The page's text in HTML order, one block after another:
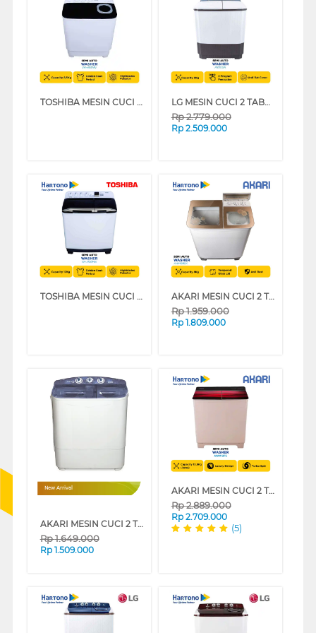
TOSHIBA MESIN CUCI 2 TABUNG SEMI AUTO WASHER 8.5 KG VH-H95MN LG MESIN CUCI 2 TABUNG SEMI AUTO WASHER 8 KG P8000N
Rp2.779.000
Rp 2.509.000
TOSHIBA MESIN CUCI 2 TABUNG SEMI AUTO WASHER 12 KG VH-J120MN AKARI MESIN CUCI 2 TABUNG SEMI AUTO WASHER 8 KG AWM88SK
Rp1.959.000
Rp 1.809.000
New Arrival
AKARI MESIN CUCI 2 TABUNG SEMI AUTO WASHER 7.5 KG AWM25U8
Rp1.649.000
Rp 1.509.000
AKARI MESIN CUCI 2 TABUNG SEMI AUTO WASHER 13.5 KG AWM12FS
Rp2.889.000
Rp 2.709.000
(5)